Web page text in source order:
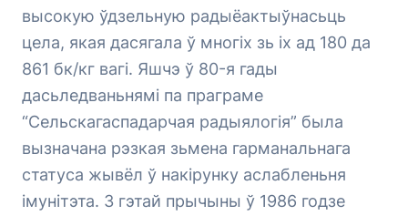
высокую ўдзельную радыёактыўнасьць
цела, якая дасягала ў многіх зь іх ад 180 да
861 бк/кг вагі. Яшчэ ў 80-я гады
дасьледваньнямі па праграме
“Сельскагаспадарчая радыялогія” была
вызначана рэзкая зьмена гарманальнага
статуса жывёл ў накірунку аслабленьня
імунітэта. З гэтай прычыны ў 1986 годзе